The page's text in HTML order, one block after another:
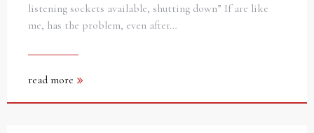
listening sockets available, shutting down” If are like
me, has the problem, even after…
read more